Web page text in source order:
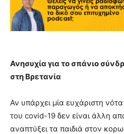
Ανησυχία για το σπάνιο
στη Βρετανία
Αν υπάρχει μία ευχάριστη
του covid-19 δεν είναι άλλη
αναπτύξει τα παιδιά στον